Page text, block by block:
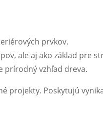
prvkov.
ale aj ako základ pre
prírodný vzhľad dreva.
projekty. Poskytujú